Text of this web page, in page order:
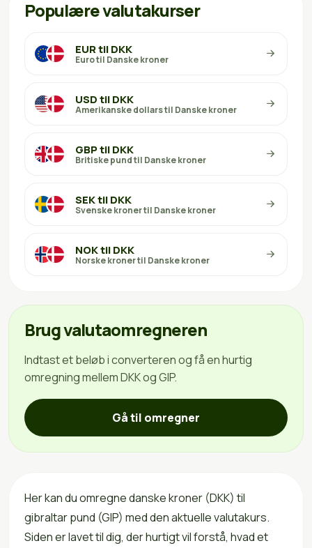
Populære valutakurser
EUR til DKK
Euro til Danske kroner
USD til DKK
Amerikanske dollars til Danske kroner
GBP til DKK
Britiske pund til Danske kroner
SEK til DKK
Svenske kroner til Danske kroner
NOK til DKK
Norske kroner til Danske kroner
Brug valutaomregneren
Indtast et beløb i converteren og få en hurtig
omregning mellem DKK og GIP.
Gå til omregner
Her kan du omregne danske kroner (DKK) til
gibraltar pund (GIP) med den aktuelle valutakurs.
Siden er lavet til dig, der hurtigt vil forstå, hvad et